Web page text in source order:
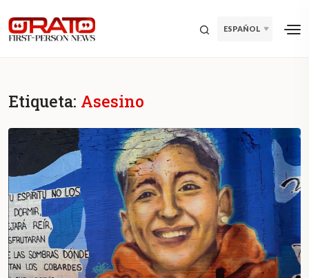
ESPAÑOL
Etiqueta: Asesino